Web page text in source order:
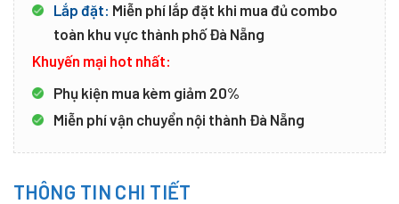
Lắp đặt: Miễn phí lắp đặt khi mua đủ combo
toàn khu vực thành phố Đà Nẵng
Khuyến mại hot nhất:
Phụ kiện mua kèm giảm 20%
Miễn phí vận chuyển nội thành Đà Nẵng
THÔNG TIN CHI TIẾT